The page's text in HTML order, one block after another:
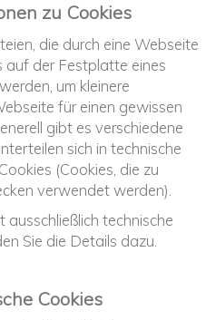
zu Cookies
die durch eine Webseite
auf der Festplatte eines
um kleinere
für einen gewissen
gibt es verschiedene
sich in technische
(Cookies, die zu
verwendet werden).
technische
Sie die Details dazu.
Cookies